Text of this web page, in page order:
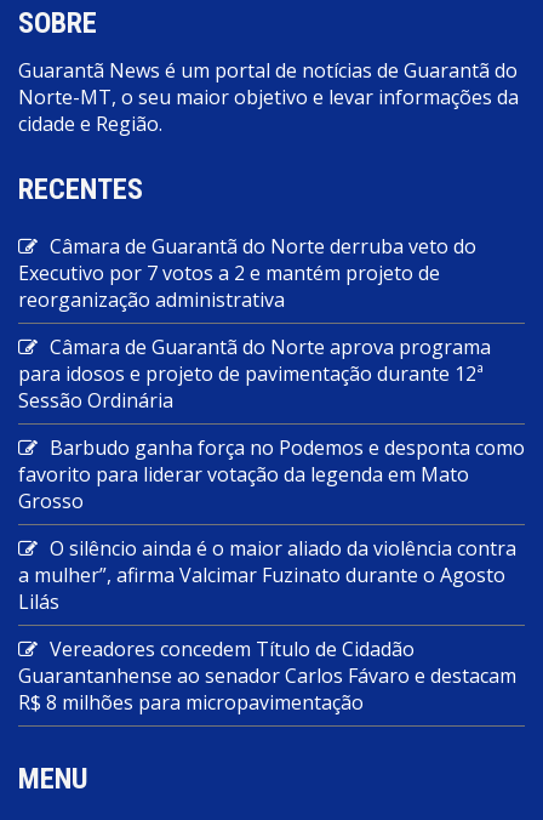
SOBRE
Guarantã News é um portal de notícias de Guarantã do
Norte-MT, o seu maior objetivo e levar informações da
cidade e Região.
RECENTES
Câmara de Guarantã do Norte derruba veto do
Executivo por 7 votos a 2 e mantém projeto de
reorganização administrativa
Câmara de Guarantã do Norte aprova programa
para idosos e projeto de pavimentação durante 12ª
Sessão Ordinária
Barbudo ganha força no Podemos e desponta como
favorito para liderar votação da legenda em Mato
Grosso
O silêncio ainda é o maior aliado da violência contra
a mulher”, afirma Valcimar Fuzinato durante o Agosto
Lilás
Vereadores concedem Título de Cidadão
Guarantanhense ao senador Carlos Fávaro e destacam
R$ 8 milhões para micropavimentação
MENU